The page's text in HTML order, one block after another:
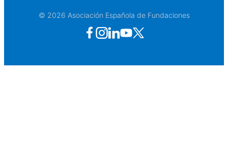
© 2026 Asociación Española de Fundaciones